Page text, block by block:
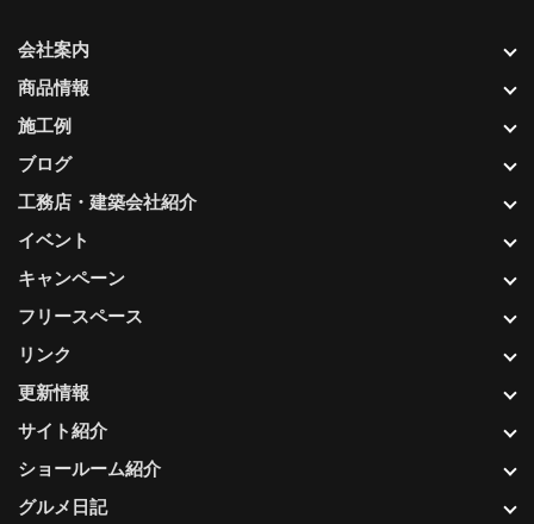
更新情報
サイト紹介
ショールーム紹介
グルメ日記
会社案内
商品情報
施工例
ブログ
工務店・建築会社紹介
イベント
キャンペーン
フリースペース
リンク